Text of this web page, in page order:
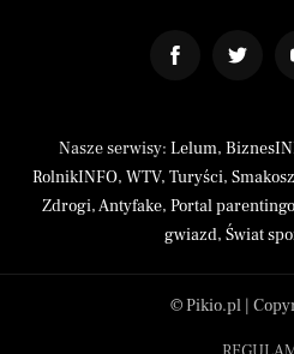
Nasze serwisy: Lelum,
RolnikINFO, WTV, Turyści,
Zdrogi,Antyfake, Portal
gwiazd, Świat
© Pikio.pl |